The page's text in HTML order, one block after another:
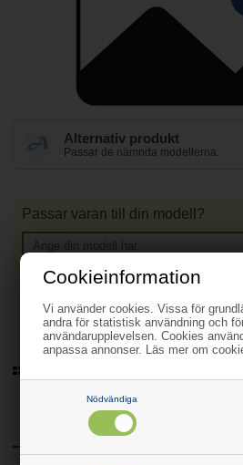
Cookieinformation
Vi använder cookies. Vissa för
andra för statistisk användning och
användarupplevelsen. Cookies
anpassa annonser. Läs mer om
Nödvändiga
Alternativ produkt
Passar de nämnda modellerna.
Frågor om varan?
Förhandsbeställa
(Lev. 3-5 arbetsdagar.Läs mer)
30 dagars returrätt
Passar varan till din modell?